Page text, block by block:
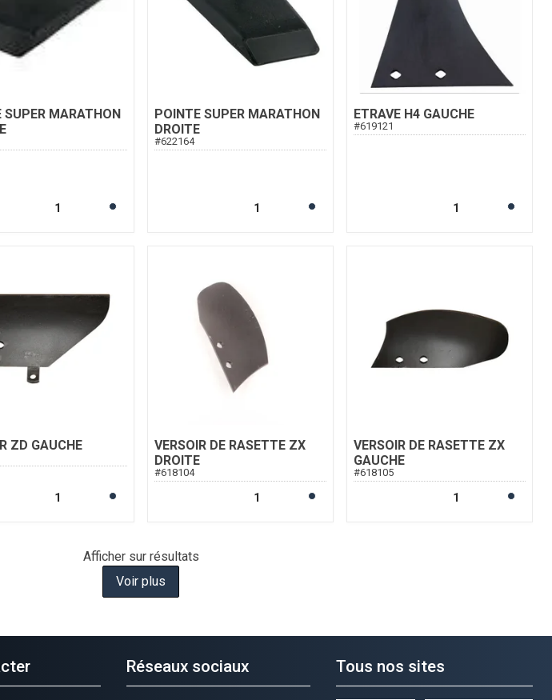
SUPER MARATHON
POINTE SUPER MARATHON
DROITE
#622164
ETRAVE H4 GAUCHE
#619121
ZD GAUCHE
VERSOIR DE RASETTE ZX
DROITE
#618104
VERSOIR DE RASETTE ZX
GAUCHE
#618105
Afficher sur résultats
Voir plus
Réseaux sociaux Tous nos sites